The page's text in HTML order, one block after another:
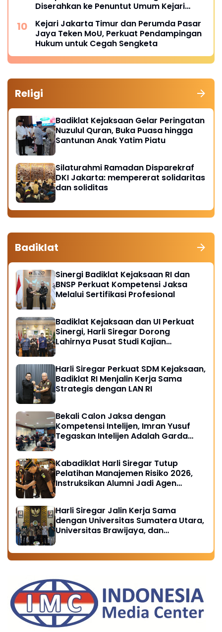
Diserahkan ke Penuntut Umum Kejari
Kejari Jakarta Timur dan Perumda Pasar
Jaya Teken MoU, Perkuat Pendampingan
Hukum untuk Cegah Sengketa
Religi
Badiklat Kejaksaan Gelar Peringatan
Nuzulul Quran, Buka Puasa hingga
Santunan Anak Yatim Piatu
Silaturahmi Ramadan Disparekraf
DKI Jakarta: mempererat solidaritas
dan soliditas
Badiklat
Sinergi Badiklat Kejaksaan RI dan
BNSP Perkuat Kompetensi Jaksa
Melalui Sertifikasi Profesional
Badiklat Kejaksaan dan UI Perkuat
Sinergi, Harli Siregar Dorong
Lahirnya Pusat Studi Kajian
Harli Siregar Perkuat SDM Kejaksaan,
Badiklat RI Menjalin Kerja Sama
Strategis dengan LAN RI
Bekali Calon Jaksa dengan
Kompetensi Intelijen, Imran Yusuf
Tegaskan Intelijen Adalah Garda
Kabadiklat Harli Siregar Tutup
Pelatihan Manajemen Risiko 2026,
Instruksikan Alumni Jadi Agen
Harli Siregar Jalin Kerja Sama
dengan Universitas Sumatera Utara,
Universitas Brawijaya, dan
Peluang Pegawai Kejaksaan RI
Tempuh Pendidikan Doktor (S3)